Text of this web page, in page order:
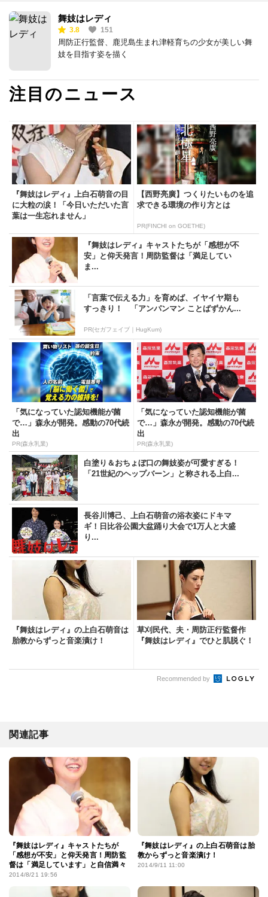
舞妓はレディ
3.8 151
周防正行監督、鹿児島生まれ津軽育ちの少女が美しい舞
妓を目指す姿を描く
注目のニュース
『舞妓はレディ』上白石萌音の目
に大粒の涙！「今日いただいた言
葉は一生忘れません」
【西野亮廣】つくりたいものを追
求できる環境の作り方とは
PR(FINCHI on GOETHE)
『舞妓はレディ』キャストたちが「感想が不
安」と仰天発言！周防監督は「満足してい
ま...
「言葉で伝える力」を育めば、イヤイヤ期も
すっきり！ 「アンパンマン ことばずかん...
PR(セガフェイブ｜HugKum)
「気になっていた認知機能が菌
で…」森永が開発。感動の70代続
出
PR(森永乳業)
「気になっていた認知機能が菌
で…」森永が開発。感動の70代続
出
PR(森永乳業)
白塗り＆おちょぼ口の舞妓姿が可愛すぎる！
「21世紀のヘップバーン」と称される上白...
長谷川博己、上白石萌音の浴衣姿にドキマ
ギ！日比谷公園大盆踊り大会で1万人と大盛
り...
『舞妓はレディ』の上白石萌音は
胎教からずっと音楽漬け！
草刈民代、夫・周防正行監督作
『舞妓はレディ』でひと肌脱ぐ！
Recommended by
関連記事
『舞妓はレディ』キャストたちが
「感想が不安」と仰天発言！周防監
督は「満足しています」と自信満々
2014/8/21 19:56
『舞妓はレディ』の上白石萌音は胎
教からずっと音楽漬け！
2014/9/11 11:00